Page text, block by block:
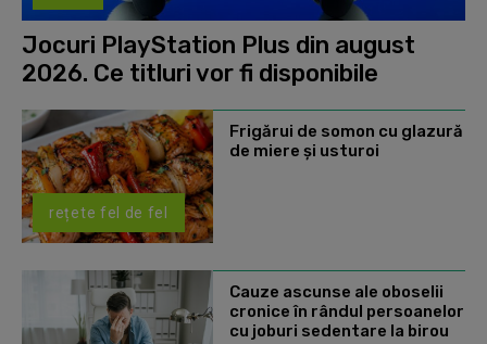
Jocuri PlayStation Plus din august
2026. Ce titluri vor fi disponibile
rețete fel de fel
Frigărui de somon cu glazură
de miere și usturoi
Cauze ascunse ale oboselii
cronice în rândul persoanelor
cu joburi sedentare la birou